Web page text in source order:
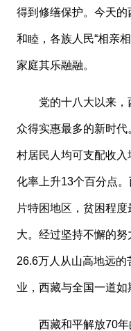
得到修缮保护。今天
和睦，各族人民“相亲
家庭其乐融融。
党的十八大以来，
众得实惠最多的新时
村居民人均可支配收
化率上升13个百分点
片特困地区，贫困程
大。经过坚持不懈的努
26.6万人从山高地远
业，西藏与全国一道如
西藏和平解放70年